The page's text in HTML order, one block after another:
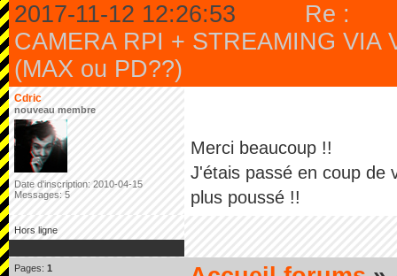
2017-11-12 12:26:53
Re :
CAMERA RPI + STREAMING VIA
(MAX ou PD??)
Cdric
nouveau membre
Date d'inscription: 2010-04-15
Messages: 5
Merci beaucoup !!
J'étais passé en coup de
plus poussé !!
Hors ligne
Pages: 1